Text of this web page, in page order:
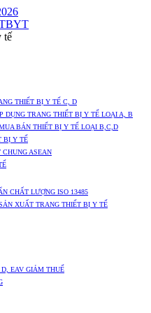
tế
THIẾT BỊ Y TẾ C, D
DỤNG TRANG THIẾT BỊ Y TẾ LOẠI A, B
BÁN THIẾT BỊ Y TẾ LOẠI B,C,D
BỊ Y TẾ
ASEAN
CHẤT LƯỢNG ISO 13485
XUẤT TRANG THIẾT BỊ Y TẾ
EAV GIẢM THUẾ